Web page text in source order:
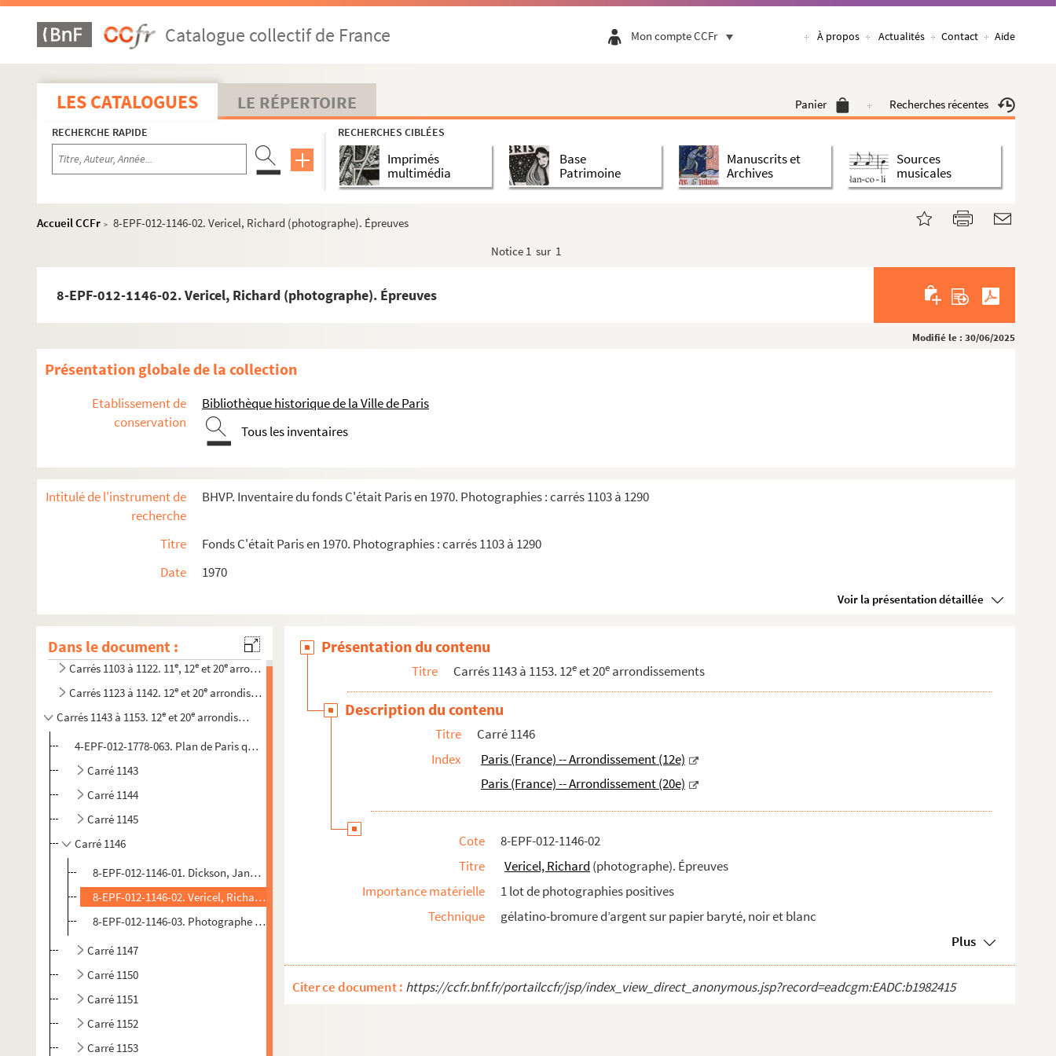
Catalogue collectif de France Mon compte CCFr À propos Actualités Contact Aide
LES CATALOGUES LE RÉPERTOIRE Panier Recherches récentes
RECHERCHE RAPIDE RECHERCHES CIBLÉES
Imprimés
multimédia
Base
Patrimoine
Manuscrits et
Archives
Sources
musicales
Accueil CCFr > 8-EPF-012-1146-02. Vericel, Richard (photographe). Épreuves
Notice 1 sur 1
8-EPF-012-1146-02. Vericel, Richard (photographe). Épreuves
Modifié le : 30/06/2025
Présentation globale de la collection
Etablissement de
conservation
Bibliothèque historique de la Ville de Paris
Tous les inventaires
Intitulé de l'instrument de
recherche
BHVP. Inventaire du fonds C'était Paris en 1970. Photographies : carrés 1103 à 1290
Titre
Fonds C'était Paris en 1970. Photographies : carrés 1103 à 1290
Date
1970
Voir la présentation détaillée
Dans le document :
Carrés 1103 à 1122. 11e, 12e et 20e arrondissements
Carrés 1123 à 1142. 12e et 20e arrondissements
Carrés 1143 à 1153. 12e et 20e arrondissements
4-EPF-012-1778-063. Plan de Paris quadrillé pour le concours : feuille 63, carrés 1143 à 1153
Carré 1143
Carré 1144
Carré 1145
Carré 1146
8-EPF-012-1146-01. Dickson, Jane (photographe). Épreuves
8-EPF-012-1146-02. Vericel, Richard (photographe). Épreuves
8-EPF-012-1146-03. Photographe non identifié. Épreuves
Carré 1147
Carré 1150
Carré 1151
Carré 1152
Carré 1153
Présentation du contenu
Titre Carrés 1143 à 1153. 12eet 20e arrondissements
Description du contenu
Titre
Carré 1146
Index
Paris (France) -- Arrondissement (12e)
Paris (France) -- Arrondissement (20e)
Cote
8-EPF-012-1146-02
Titre
Vericel, Richard (photographe). Épreuves
Importance matérielle
1 lot de photographies positives
Technique
gélatino-bromure d’argent sur papier baryté, noir et blanc
Plus
Citer ce document : https://ccfr.bnf.fr/portailccfr/jsp/index_view_direct_anonymous.jsp?record=eadcgm:EADC:b1982415